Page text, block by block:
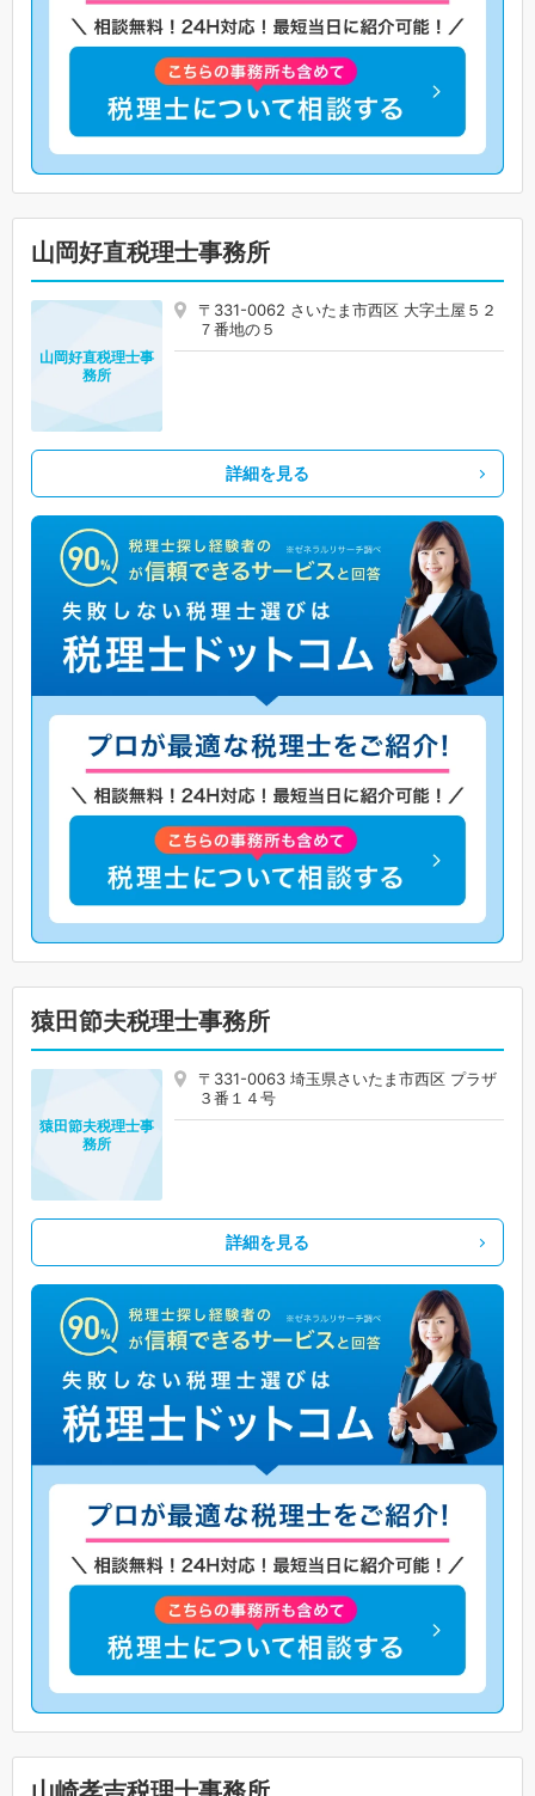
山岡好直税理士事務所
〒331-0062 さいたま市西区 大字土屋５２
７番地の５
山岡好直税理士事
務所
詳細を見る
猿田節夫税理士事務所
〒331-0063 埼玉県さいたま市西区 プラザ
３番１４号
猿田節夫税理士事
務所
詳細を見る